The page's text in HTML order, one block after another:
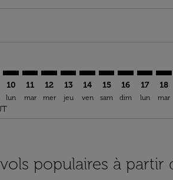
10
lun
11
mar
12
mer
13
jeu
14
ven
15
sam
16
dim
17
lun
18
mar
populaires à partir